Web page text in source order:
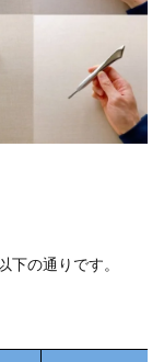
下の通りです。